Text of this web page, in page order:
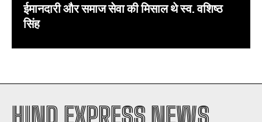
ईमानदारी और समाज सेवा की मिसाल थे स्व. वशिष्ठ
सिंह
HIND EXPRESS NEWS